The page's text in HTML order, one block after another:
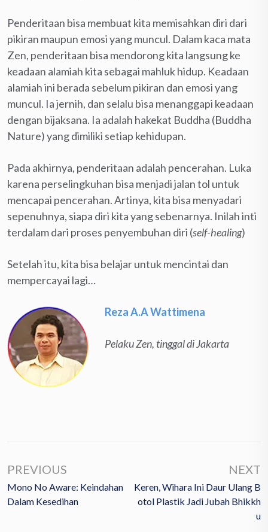
Penderitaan bisa membuat kita memisahkan diri dari
pikiran maupun emosi yang muncul. Dalam kaca mata
Zen, penderitaan bisa mendorong kita langsung ke
keadaan alamiah kita sebagai mahluk hidup. Keadaan
alamiah ini berada sebelum pikiran dan emosi yang
muncul. Ia jernih, dan selalu bisa menanggapi keadaan
dengan bijaksana. Ia adalah hakekat Buddha (Buddha
Nature) yang dimiliki setiap kehidupan.
Pada akhirnya, penderitaan adalah pencerahan. Luka
karena perselingkuhan bisa menjadi jalan tol untuk
mencapai pencerahan. Artinya, kita bisa menyadari
sepenuhnya, siapa diri kita yang sebenarnya. Inilah inti
terdalam dari proses penyembuhan diri (self-healing)
Setelah itu, kita bisa belajar untuk mencintai dan
mempercayai lagi…
Reza A.A Wattimena
Pelaku Zen, tinggal di Jakarta
PREVIOUS
Mono No Aware: Keindahan
Dalam Kesedihan
NEXT
Keren, Wihara Ini Daur Ulang B
Otol Plastik Jadi Jubah Bhikkh
U